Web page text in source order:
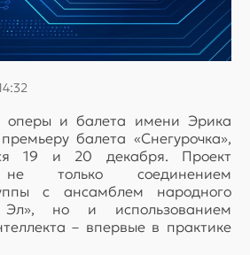
оперы и балета имени Эрика
балета «Снегурочка»,
19 и 20 декабря. Проект
не только соединением
с ансамблем народного
но и использованием
– впервые в практике